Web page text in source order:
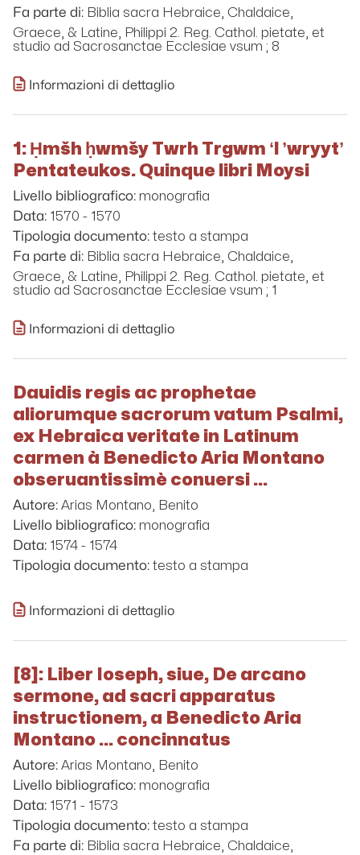
Fa parte di: Biblia sacra Hebraice, Chaldaice,
Graece, & Latine, Philippi 2. Reg. Cathol. pietate, et
studio ad Sacrosanctae Ecclesiae vsum ; 8
Informazioni di dettaglio
1: Ḥmšh ḥwmšy Twrh Trgwm ʻl ʼwryytʼ
Pentateukos. Quinque libri Moysi
Livello bibliografico: monografia
Data: 1570 - 1570
Tipologia documento: testo a stampa
Fa parte di: Biblia sacra Hebraice, Chaldaice,
Graece, & Latine, Philippi 2. Reg. Cathol. pietate, et
studio ad Sacrosanctae Ecclesiae vsum ; 1
Informazioni di dettaglio
Dauidis regis ac prophetae
aliorumque sacrorum vatum Psalmi,
ex Hebraica veritate in Latinum
carmen à Benedicto Aria Montano
obseruantissimè conuersi ...
Autore: Arias Montano, Benito
Livello bibliografico: monografia
Data: 1574 - 1574
Tipologia documento: testo a stampa
Informazioni di dettaglio
[8]: Liber Ioseph, siue, De arcano
sermone, ad sacri apparatus
instructionem, a Benedicto Aria
Montano ... concinnatus
Autore: Arias Montano, Benito
Livello bibliografico: monografia
Data: 1571 - 1573
Tipologia documento: testo a stampa
Fa parte di: Biblia sacra Hebraice, Chaldaice,